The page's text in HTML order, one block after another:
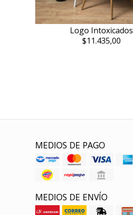
Logo Intoxicados
$11.435,00
MEDIOS DE PAGO
MEDIOS DE ENVÍO